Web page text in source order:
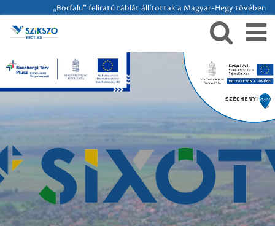
„Borfalu” feliratú táblát állítottak a Magyar-Hegy tövében